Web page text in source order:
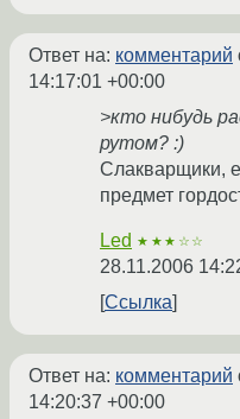
Ответ на: комментарий
14:17:01 +00:00
>кто нибудь
рутом? :)
Слакварщики,
предмет
Led ★★★☆☆
28.11.2006
Ссылка
Ответ на: комментарий
14:20:37 +00:00